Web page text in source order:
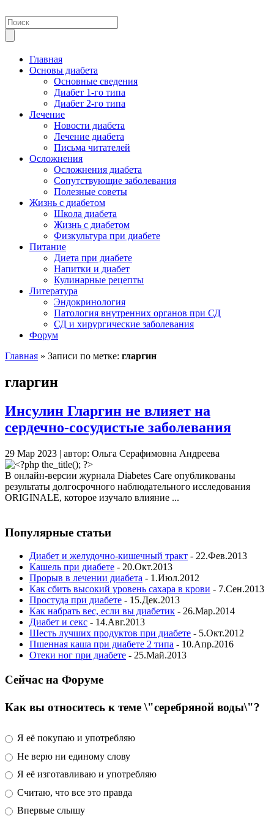
Главная
Основы диабета
Основные сведения
Диабет 1-го типа
Диабет 2-го типа
Лечение
Новости диабета
Лечение диабета
Письма читателей
Осложнения
Осложнения диабета
Сопутствующие заболевания
Полезные советы
Жизнь с диабетом
Школа диабета
Жизнь с диабетом
Физкультура при диабете
Питание
Диета при диабете
Напитки и диабет
Кулинарные рецепты
Литература
Эндокринология
Патология внутренних органов при СД
СД и хирургические заболевания
Форум
Главная » Записи по метке: гларгин
гларгин
Инсулин Гларгин не влияет на
сердечно-сосудистые заболевания
29 Мар 2023 | автор: Ольга Серафимовна Андреева
В онлайн-версии журнала Diabetes Care опубликованы
результаты долгосрочного наблюдательного исследования
ORIGINALE, которое изучало влияние ...
Популярные статьи
Диабет и желудочно-кишечный тракт - 22.Фев.2013
Кашель при диабете - 20.Окт.2013
Прорыв в лечении диабета - 1.Июл.2012
Как сбить высокий уровень сахара в крови - 7.Сен.2013
Простуда при диабете - 15.Дек.2013
Как набрать вес, если вы диабетик - 26.Мар.2014
Диабет и секс - 14.Авг.2013
Шесть лучших продуктов при диабете - 5.Окт.2012
Пшенная каша при диабете 2 типа - 10.Апр.2016
Отеки ног при диабете - 25.Май.2013
Сейчас на Форуме
Как вы относитесь к теме \"серебряной воды\"?
Я её покупаю и употребляю
Не верю ни единому слову
Я её изготавливаю и употребляю
Считаю, что все это правда
Впервые слышу